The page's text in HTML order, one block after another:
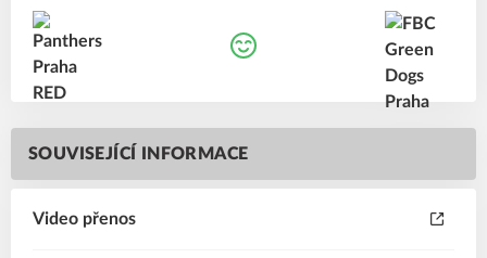
SOUVISEJÍCÍ INFORMACE
Video přenos